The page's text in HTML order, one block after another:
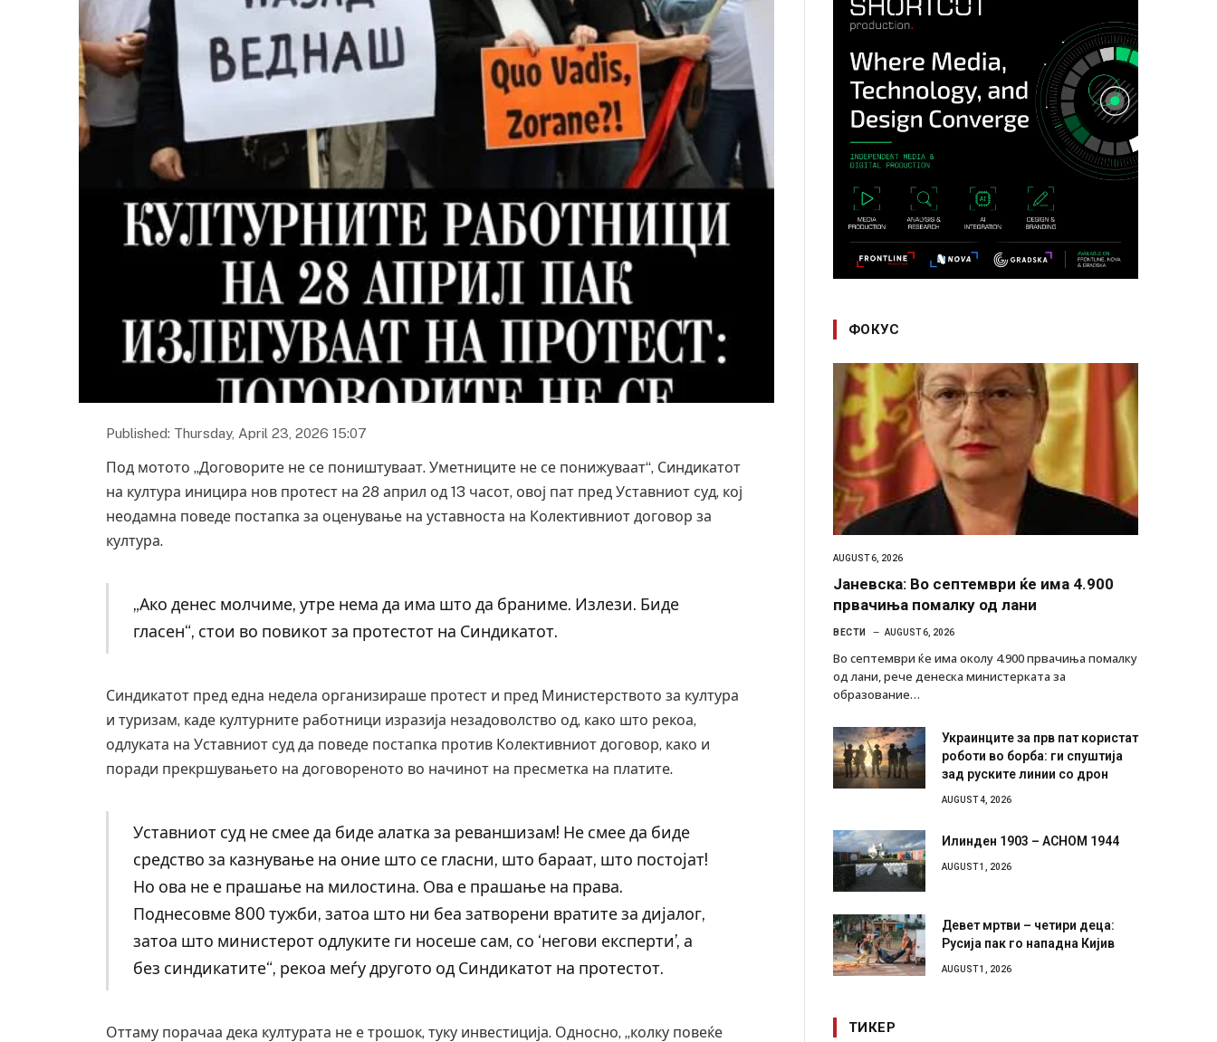
Published: Thursday, April 23, 2026 15:07
Под мотото „Договорите не се поништуваат. Уметниците не се понижуваат“, Синдикатот
на култура иницира нов протест на 28 април од 13 часот, овој пат пред Уставниот суд, кој
неодамна поведе постапка за оценување на уставноста на Колективниот договор за
култура.
„Ако денес молчиме, утре нема да има што да браниме. Излези. Биде
гласен“, стои во повикот за протестот на Синдикатот.
Синдикатот пред една недела организираше протест и пред Министерството за култура
и туризам, каде културните работници изразија незадоволство од, како што рекоа,
одлуката на Уставниот суд да поведе постапка против Колективниот договор, како и
поради прекршувањето на договореното во начинот на пресметка на платите.
Уставниот суд не смее да биде алатка за реваншизам! Не смее да биде
средство за казнување на оние што се гласни, што бараат, што постојат!
Но ова не е прашање на милостина. Ова е прашање на права.
Поднесовме 800 тужби, затоа што ни беа затворени вратите за дијалог,
затоа што министерот одлуките ги носеше сам, со ‘негови експерти’, а
без синдикатите“, рекоа меѓу другото од Синдикатот на протестот.
Оттаму порачаа дека културата не е трошок, туку инвестиција. Односно, „колку повеќе
ФОКУС
AUGUST 6, 2026
Јаневска: Во септември ќе има 4.900
првачиња помалку од лани
ВЕСТИ AUGUST 6, 2026
Во септември ќе има околу 4.900 првачиња помалку
од лани, рече денеска министерката за
образование…
Украинците за прв пат користат
роботи во борба: ги спуштија
зад руските линии со дрон
AUGUST 4, 2026
Илинден 1903 – АСНОМ 1944
AUGUST 1, 2026
Девет мртви – четири деца:
Русија пак го нападна Кијив
AUGUST 1, 2026
ТИКЕР